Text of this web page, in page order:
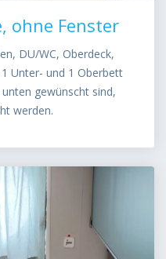
ohne Fenster
DU/WC, Oberdeck,
Unter- und 1 Oberbett
gewünscht sind,
werden.